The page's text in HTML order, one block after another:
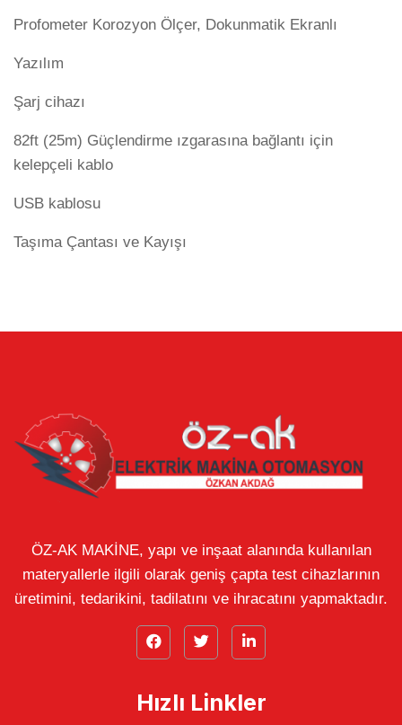
Profometer Korozyon Ölçer, Dokunmatik Ekranlı
Yazılım
Şarj cihazı
82ft (25m) Güçlendirme ızgarasına bağlantı için
kelepçeli kablo
USB kablosu
Taşıma Çantası ve Kayışı
ÖZ-AK MAKİNE, yapı ve inşaat alanında kullanılan
materyallerle ilgili olarak geniş çapta test cihazlarının
üretimini, tedarikini, tadilatını ve ihracatını yapmaktadır.
Hızlı Linkler